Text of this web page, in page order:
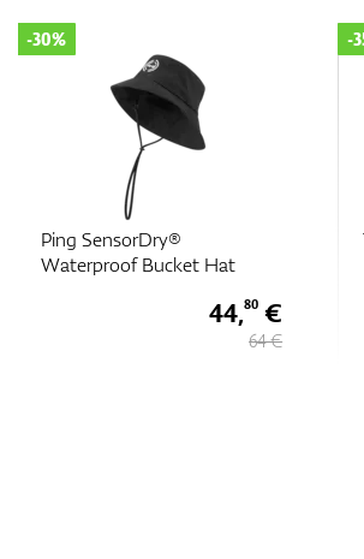
Ping SensorDry®
Waterproof Bucket Hat
-30%
44,80 €
64 €
-